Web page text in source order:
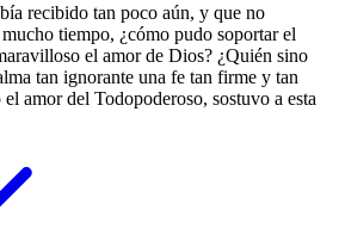
recibido tan poco aún, y que no
tiempo, ¿cómo pudo soportar el
el amor de Dios? ¿Quién sino
tan ignorante una fe tan firme y tan
amor del Todopoderoso, sostuvo a esta